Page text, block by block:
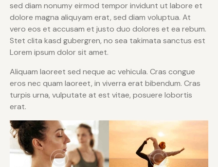
sed diam nonumy eirmod tempor invidunt ut labore et
dolore magna aliquyam erat, sed diam voluptua. At
vero eos et accusam et justo duo dolores et ea rebum.
Stet clita kasd gubergren, no sea takimata sanctus est
Lorem ipsum dolor sit amet.
Aliquam laoreet sed neque ac vehicula. Cras congue
eros nec quam laoreet, in viverra erat bibendum. Cras
turpis urna, vulputate at est vitae, posuere lobortis
erat.